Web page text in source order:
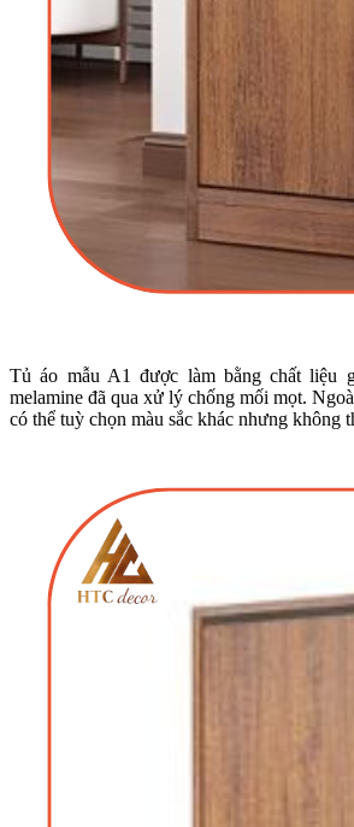
Tủ áo mẫu A1 được làm bằng chất liệu
melamine đã qua xử lý chống mối mọt.
có thể tuỳ chọn màu sắc khác nhưng không